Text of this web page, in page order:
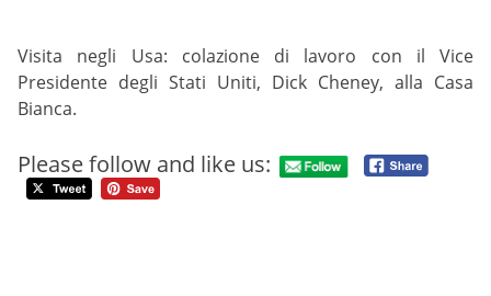
Visita negli Usa: colazione di lavoro con il Vice
Presidente degli Stati Uniti, Dick Cheney, alla Casa
Bianca.
Please follow and like us: